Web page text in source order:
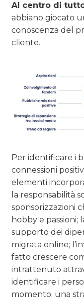
Al centro di
abbiano giocato
conoscenza del
cliente.
Per identificare i
connessioni
elementi
la responsabilità
sponsorizzazioni
hobby e
supporto dei
migrata online;
fatto crescere
intrattenuto
identificare i
momento; una